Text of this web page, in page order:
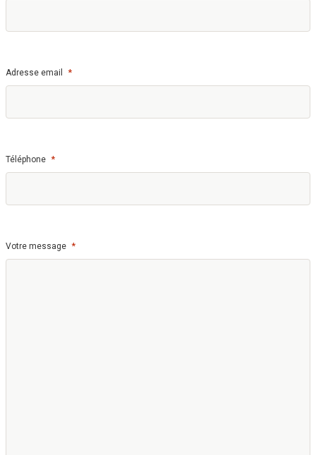
Adresse email *
Téléphone *
Votre message *